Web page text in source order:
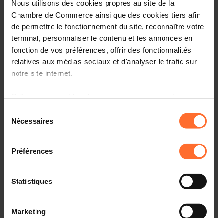
Nous utilisons des cookies propres au site de la
Chambre de Commerce ainsi que des cookies tiers afin
de permettre le fonctionnement du site, reconnaître votre
terminal, personnaliser le contenu et les annonces en
fonction de vos préférences, offrir des fonctionnalités
relatives aux médias sociaux et d'analyser le trafic sur
notre site internet.
à l’exception des cookies strictement nécessaires au
fonctionnement du site. Une description des différents
cookies est accessible sous l’onglet « Détails » ci-
dessus.
Il est précisé que la navigation sur le site et certaines
fonctionnalités (ex : lecture de vidéos, partage sur les
vidéo, personnalisation de l’affichage du site) peuvent
Nécessaires
Préférences
Statistiques
Marketing
Les organisations d’employeurs favorables à un
dialogue social responsable et orienté vers l’avenir
Recommandation européenne pour des